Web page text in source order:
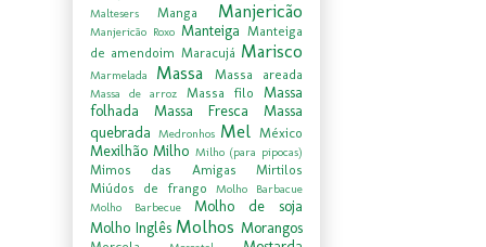
Maltesers Manga Manjericão
Manjericão Roxo Manteiga Manteiga
de amendoim Maracujá Marisco
Marmelada Massa Massa areada
Massa de arroz Massa filo
Massa
folhada
Massa Fresca
Massa
quebrada Medronhos Mel México
Mexilhão Milho Milho (para pipocas)
Mimos das Amigas
Mirtilos
Miúdos de frango
Molho Barbacue
Molho Barbecue
Molho de soja
Molho Inglês Molhos Morangos